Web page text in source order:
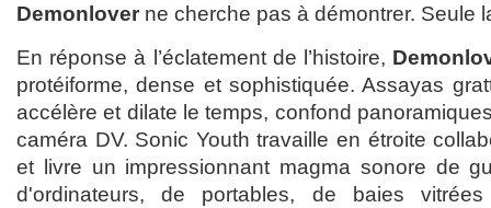
Demonlover ne cherche pas à démontrer. Seule
En réponse à l’éclatement de l’histoire,
protéiforme, dense et sophistiquée. Assayas
accélère et dilate le temps, confond
caméra DV. Sonic Youth travaille en étroite
et livre un impressionnant magma sonore de
d'ordinateurs, de portables, de baies